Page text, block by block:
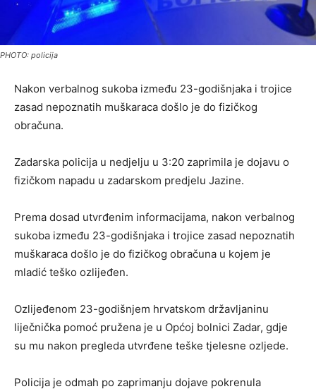
PHOTO: policija
Nakon verbalnog sukoba između 23-godišnjaka i trojice
zasad nepoznatih muškaraca došlo je do fizičkog
obračuna.
Zadarska policija u nedjelju u 3:20 zaprimila je dojavu o
fizičkom napadu u zadarskom predjelu Jazine.
Prema dosad utvrđenim informacijama, nakon verbalnog
sukoba između 23-godišnjaka i trojice zasad nepoznatih
muškaraca došlo je do fizičkog obračuna u kojem je
mladić teško ozlijeđen.
Ozlijeđenom 23-godišnjem hrvatskom državljaninu
liječnička pomoć pružena je u Općoj bolnici Zadar, gdje
su mu nakon pregleda utvrđene teške tjelesne ozljede.
Policija je odmah po zaprimanju dojave pokrenula